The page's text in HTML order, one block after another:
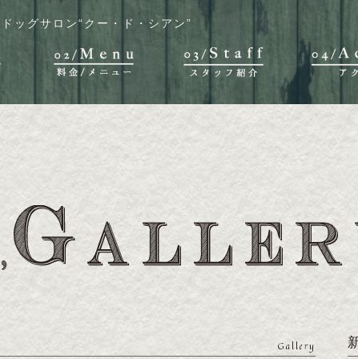
ッグサロン“クー・ド・シアン”
Gallery